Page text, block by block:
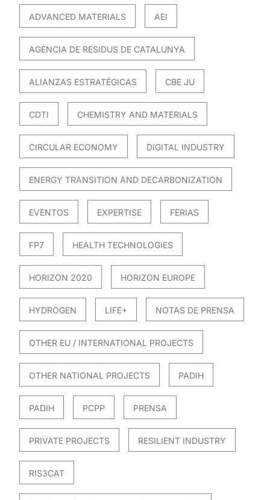
ADVANCED MATERIALS AEI
AGÈNCIA DE RESIDUS DE CATALUNYA
ALIANZAS ESTRATÉGICAS CBE JU
CDTI CHEMISTRY AND MATERIALS
CIRCULAR ECONOMY DIGITAL INDUSTRY
ENERGY TRANSITION AND DECARBONIZATION
EVENTOS EXPERTISE FERIAS
FP7 HEALTH TECHNOLOGIES
HORIZON 2020 HORIZON EUROPE
HYDROGEN LIFE+ NOTAS DE PRENSA
OTHER EU / INTERNATIONAL PROJECTS
OTHER NATIONAL PROJECTS PADIH
PADIH PCPP PRENSA
PRIVATE PROJECTS RESILIENT INDUSTRY
RIS3CAT